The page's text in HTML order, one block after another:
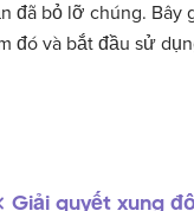
đã bỏ lỡ chúng. Bây
đó và bắt đầu sử
Giải quyết xung